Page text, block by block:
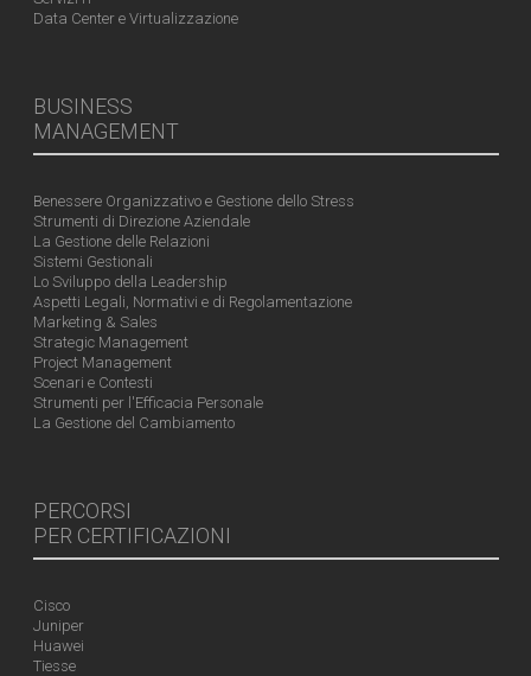
Data Center e Virtualizzazione
BUSINESS
MANAGEMENT
Benessere Organizzativo e Gestione dello Stress
Strumenti di Direzione Aziendale
La Gestione delle Relazioni
Sistemi Gestionali
Lo Sviluppo della Leadership
Aspetti Legali, Normativi e di Regolamentazione
Marketing & Sales
Strategic Management
Project Management
Scenari e Contesti
Strumenti per l'Efficacia Personale
La Gestione del Cambiamento
PERCORSI
PER CERTIFICAZIONI
Cisco
Juniper
Huawei
Tiesse